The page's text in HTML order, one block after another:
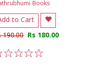
Books
to Cart
190.00 Rs 180.00